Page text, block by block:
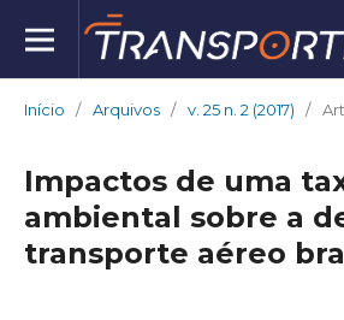
Início / Arquivos / v. 25 n. 2 (2017) /
Impactos de uma
ambiental sobre a
transporte aéreo